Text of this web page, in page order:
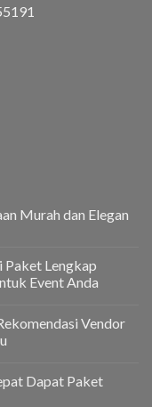
Murah dan Elegan
Paket Lengkap
Event Anda
Vendor
Dapat Paket